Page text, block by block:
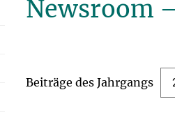
Newsroom
Beiträge des Jahrgangs